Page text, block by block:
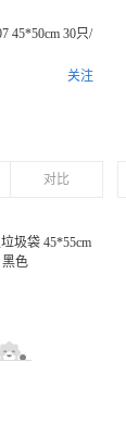
45*50cm 30只/
关注
对比